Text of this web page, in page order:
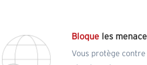
Bloque les
Vous protège